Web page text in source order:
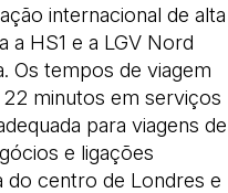
internacional de alta
a HS1 e a LGV Nord
Os tempos de viagem
minutos em serviços
para viagens de
e ligações
do centro de Londres e